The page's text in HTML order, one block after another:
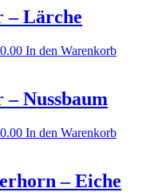
– Lärche
In den Warenkorb
– Nussbaum
In den Warenkorb
– Eiche